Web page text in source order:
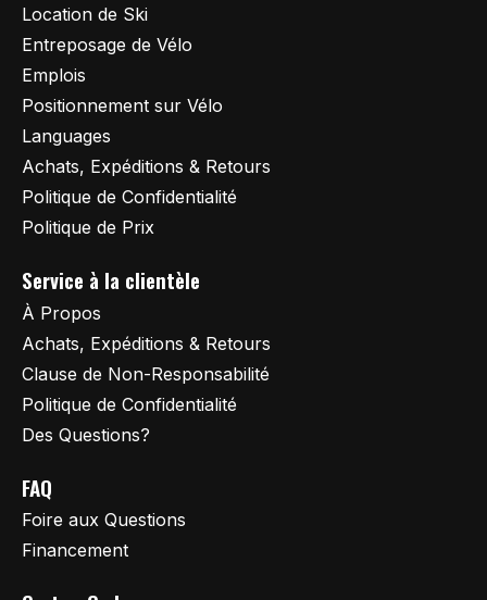
Location de Ski
Entreposage de Vélo
Emplois
Positionnement sur Vélo
Languages
Achats, Expéditions & Retours
Politique de Confidentialité
Politique de Prix
Service à la clientèle
À Propos
Achats, Expéditions & Retours
Clause de Non-Responsabilité
Politique de Confidentialité
Des Questions?
FAQ
Foire aux Questions
Financement